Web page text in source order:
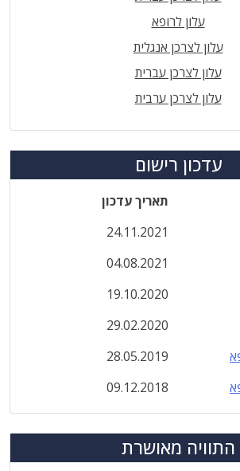
עלון לרופא
עלון לצרכן אנגלית
עלון לצרכן עברית
עלון לצרכן ערבית
עדכון רישום
תאריך עדכון
24.11.2021
04.08.2021
19.10.2020
29.02.2020
28.05.2019
09.12.2018
התוויה מאושרת